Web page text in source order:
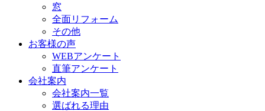
窓
全面リフォーム
その他
お客様の声
WEBアンケート
直筆アンケート
会社案内
会社案内一覧
選ばれる理由